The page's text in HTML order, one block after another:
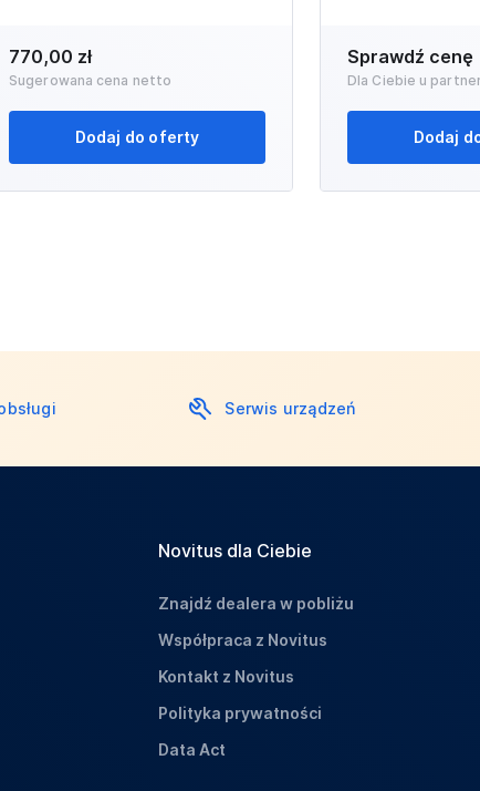
770,00 zł
Sugerowana cena netto
Dodaj do oferty
Sprawdź cenę
Dla Ciebie u
Dodaj
Serwis urządzeń
Novitus dla Ciebie
Znajdź dealera w pobliżu
Współpraca z Novitus
Kontakt z Novitus
Polityka prywatności
Data Act